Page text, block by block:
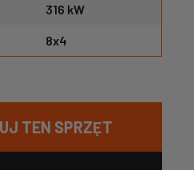
316 kW
8x4
TEN SPRZĘT